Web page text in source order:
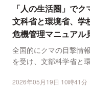
「人の生活圏」で
文科省と環境省、学
危機管理マニュアル
全国的にクマの目撃情
を受け、文部科学省と
2026年05月19日 10時41分